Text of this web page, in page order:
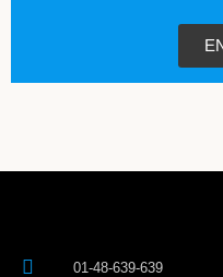
01-48-639-639